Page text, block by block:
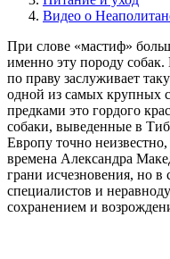
Видео о
При слове «мастиф»
именно эту породу
по праву заслуживает
одной из самых крупных
предками это гордого
собаки, выведенные в
Европу точно
времена Александра
грани исчезновения, но в
специалистов и
сохранением и